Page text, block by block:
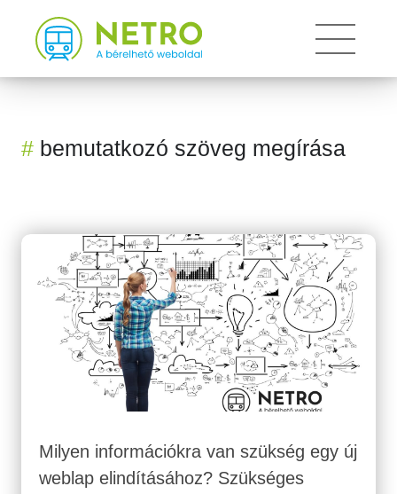
# bemutatkozó szöveg megírása
Milyen információkra van szükség egy új
weblap elindításához? Szükséges